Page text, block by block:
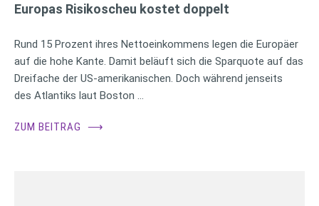
Europas Risikoscheu kostet doppelt
Rund 15 Prozent ihres Nettoeinkommens legen die Europäer
auf die hohe Kante. Damit beläuft sich die Sparquote auf das
Dreifache der US-amerikanischen. Doch während jenseits
des Atlantiks laut Boston …
ZUM BEITRAG ⟶